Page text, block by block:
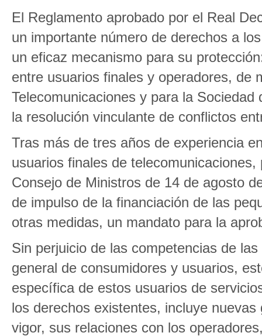
El Reglamento aprobado por el Real
un importante número de derechos a
un eficaz mecanismo para su
entre usuarios finales y operadores, de
Telecomunicaciones y para la
la resolución vinculante de conflictos
Tras más de tres años de experiencia
usuarios finales de
Consejo de Ministros de 14 de agosto
de impulso de la financiación de las
otras medidas, un mandato para la
Sin perjuicio de las competencias de
general de consumidores y usuarios,
específica de estos usuarios de
los derechos existentes, incluye
vigor, sus relaciones con los